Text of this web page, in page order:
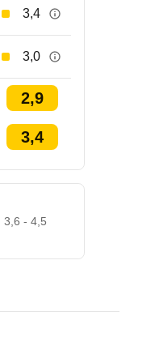
3,4
3,0
2,9
3,4
3,6 - 4,5